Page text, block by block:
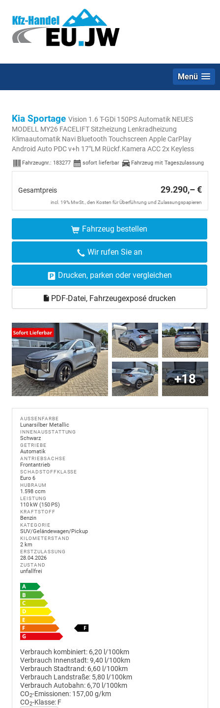
Menü
Kia Sportage Vision 1.6 T-GDi 150PS Automatik NEUES
MODELL MY26 FACELIFT Sitzheizung Lenkradheizung
Klimaautomatik Navi Bluetooth Touchscreen Apple CarPlay
Android Auto PDC v+h 17"LM Rückf.Kamera ACC 2x Keyless
Fahrzeugnr.: 183277 sofort lieferbar Fahrzeug mit Tageszulassung
Gesamtpreis 29.290,– €
incl. 19% MwSt., den Kosten für Überführung und Zulassungspapieren
Fahrzeug bestellen
Wir rufen Sie an
Drucken, parken oder vergleichen
PDF-Datei, Fahrzeugexposé drucken
+18
AUSSENFARBE
Lunarsilber Metallic
INNENAUSSTATTUNG
Schwarz
GETRIEBE
Automatik
ANTRIEBSACHSE
Frontantrieb
SCHADSTOFFKLASSE
Euro 6
HUBRAUM
1.598 ccm
LEISTUNG
110 kW (150 PS)
KRAFTSTOFF
Benzin
KATEGORIE
SUV/Geländewagen/Pickup
KILOMETERSTAND
2 km
ERSTZULASSUNG
28.04.2026
ZUSTAND
unfallfrei
Verbrauch kombiniert: 6,20 l/100km
Verbrauch Innenstadt:9,40 l/100km
Verbrauch Stadtrand: 6,60 l/100km
Verbrauch Landstraße: 5,80 l/100km
Verbrauch Autobahn: 6,70 l/100km
CO2-Emissionen: 157,00 g/km
CO2-Klasse: F